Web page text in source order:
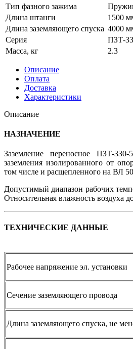
Тип фазного зажима
Длина штанги
1500
Длина заземляющего спуска 4000
Серия
ПЗТ-
Масса, кг
2.3
Описание
Оплата
Доставка
Характеристики
Описание
НАЗНАЧЕНИЕ
Заземление переносное ПЗТ-330-
заземления изолированного от
том числе и расщепленного на ВЛ
Допустимый диапазон рабочих
Относительная влажность воздуха
ТЕХНИЧЕСКИЕ ДАННЫЕ
Рабочее напряжение эл. установки
Сечение заземляющего провода
Длина заземляющего спуска, не